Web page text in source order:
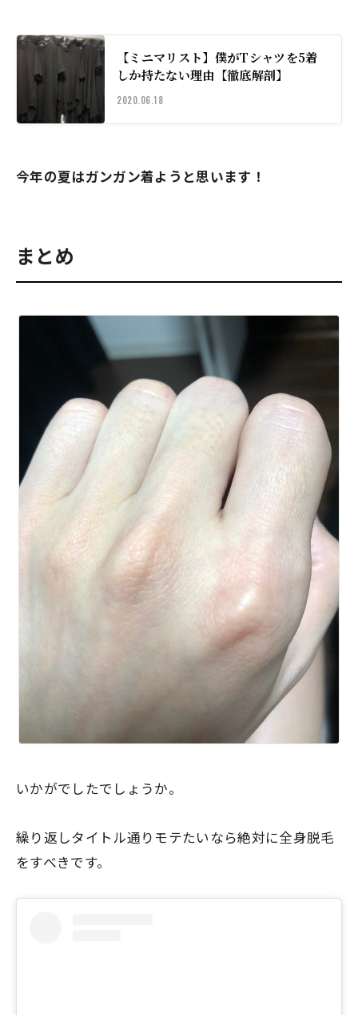
【ミニマリスト】僕がTシャツを5着
しか持たない理由【徹底解剖】
2020.06.18
今年の夏はガンガン着ようと思います！
まとめ
いかがでしたでしょうか。
繰り返しタイトル通り モテたいなら絶対に全身脱毛
をすべきです。